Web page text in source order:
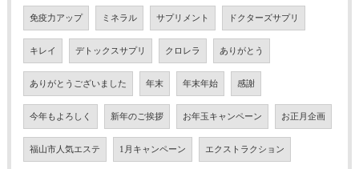
免疫力アップ ミネラル サプリメント ドクターズサプリ
キレイ デトックスサプリ クロレラ ありがとう
ありがとうございました 年末 年末年始 感謝
今年もよろしく 新年のご挨拶 お年玉キャンペーン お正月企画
福山市人気エステ 1月キャンペーン エクストラクション